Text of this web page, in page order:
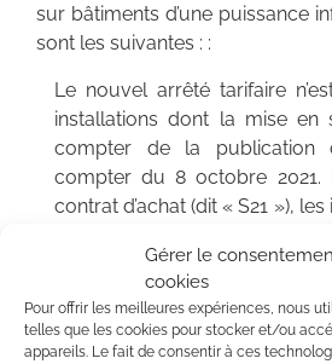
Gérer le
cookies
Pour offrir les meilleures expériences, nous
telles que les cookies pour stocker et/ou
appareils. Le fait de consentir à ces
sur bâtiments d’une puissance
sont les suivantes : :
Le nouvel arrêté tarifaire
installations dont la mise en
compter de la publication
compter du 8 octobre 2021.
contrat d’achat (dit « S21 »),
carbone inférieur à 550 kg
méthodologie du calcul
présentée en annexe de l’arrêté.
L’arrêté comporte des